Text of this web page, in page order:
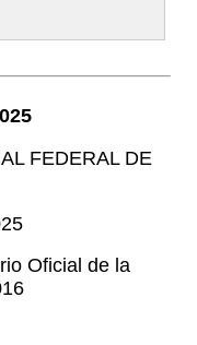
FEDERAL DE
Oficial de la